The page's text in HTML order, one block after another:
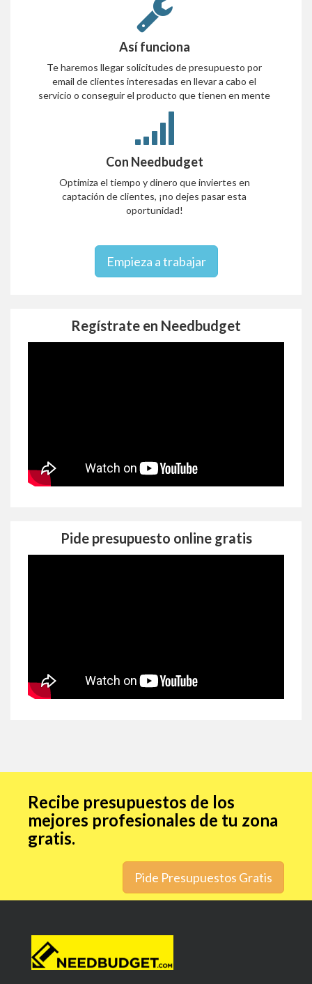
Así funciona
Te haremos llegar solicitudes de presupuesto por
email de clientes interesadas en llevar a cabo el
servicio o conseguir el producto que tienen en mente
Con Needbudget
Optimiza el tiempo y dinero que inviertes en
captación de clientes, ¡no dejes pasar esta
oportunidad!
Empieza a trabajar
Regístrate en Needbudget
Pide presupuesto online gratis
Recibe presupuestos de los
mejores profesionales de tu zona
gratis.
Pide Presupuestos Gratis